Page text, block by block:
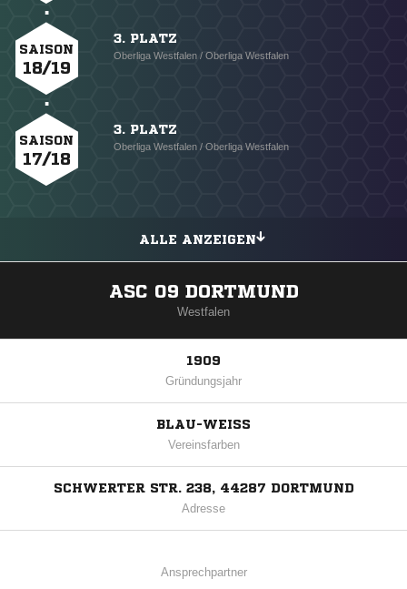
SAISON
18/19
3. PLATZ
Oberliga Westfalen / Oberliga Westfalen
SAISON
17/18
3. PLATZ
Oberliga Westfalen / Oberliga Westfalen
ALLE ANZEIGEN
ASC 09 DORTMUND
Westfalen
1909
Gründungsjahr
BLAU-WEISS
Vereinsfarben
SCHWERTER STR. 238, 44287 DORTMUND
Adresse
Ansprechpartner